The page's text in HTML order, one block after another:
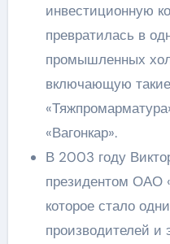
инвестиционную
превратилась в
промышленных
включающую
«Вагонкар».
В 2003 году
президентом ОАО
которое стало
производителей и